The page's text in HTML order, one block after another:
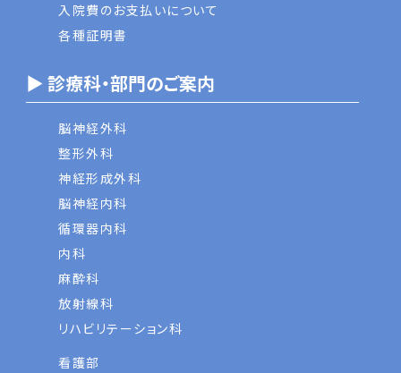
入院費のお支払いについて
各種証明書
▶ 診療科・部門のご案内
脳神経外科
整形外科
神経形成外科
脳神経内科
循環器内科
内科
麻酔科
放射線科
リハビリテーション科
看護部